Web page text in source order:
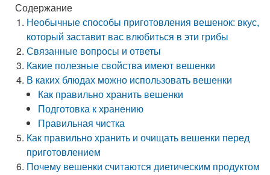
Содержание
Необычные способы приготовления вешенок: вкус,
который заставит вас влюбиться в эти грибы
Связанные вопросы и ответы
Какие полезные свойства имеют вешенки
В каких блюдах можно использовать вешенки
Как правильно хранить вешенки
Подготовка к хранению
Правильная чистка
Как правильно хранить и очищать вешенки перед
приготовлением
Почему вешенки считаются диетическим продуктом